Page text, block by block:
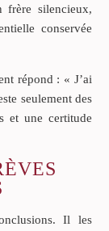
frère silencieux,
conservée
répond : « J’ai
seulement des
et une certitude
Il les